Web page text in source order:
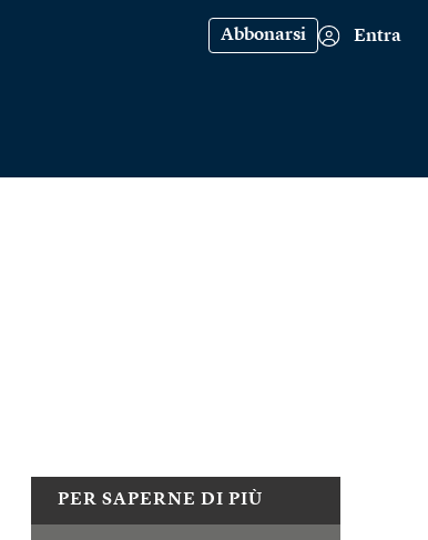
Abbonarsi Entra
PER SAPERNE DI PIÙ